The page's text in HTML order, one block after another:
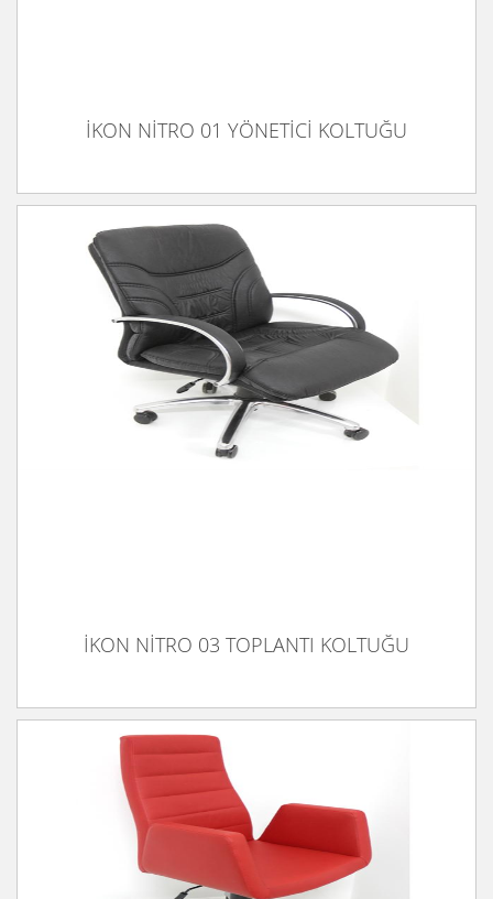
İKON NİTRO 01 YÖNETİCİ KOLTUĞU
İKON NİTRO 03 TOPLANTI KOLTUĞU
İKON NİTRO 03 TOPLANTI KOLTUĞU